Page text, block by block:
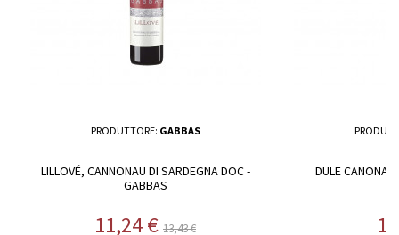
PRODUTTORE: GABBAS
LILLOVÉ, CANNONAU DI SARDEGNA DOC -
GABBAS
Prezzo
11,24 €Prezzo base
13,43 €
DULE